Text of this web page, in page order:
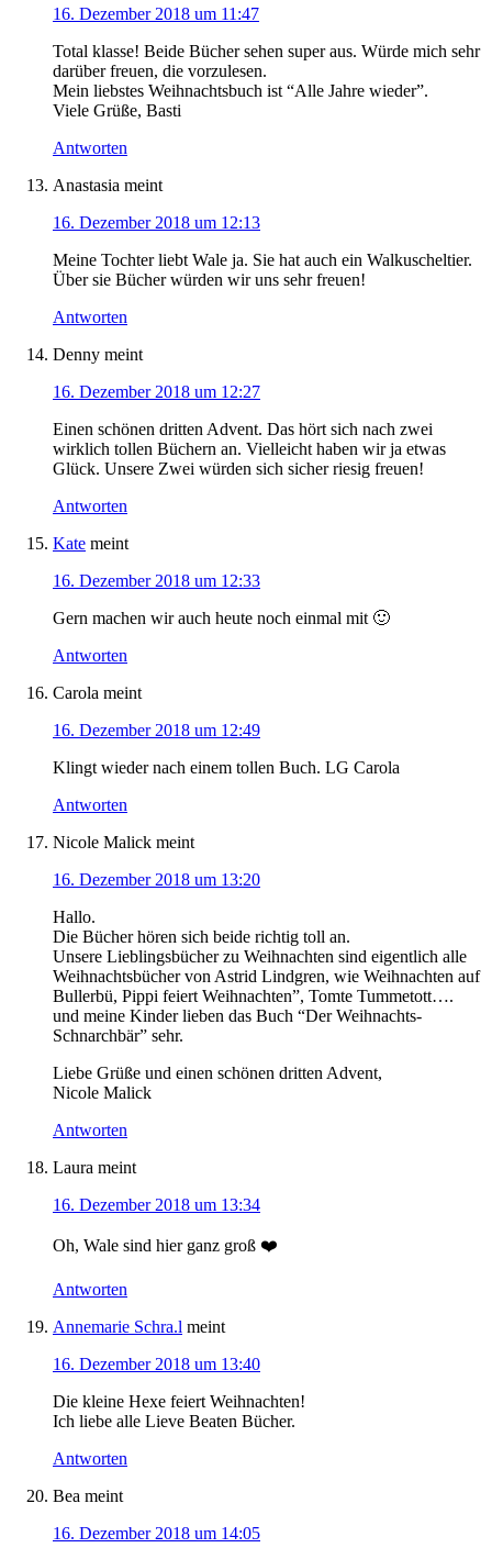
16. Dezember 2018 um 11:47
Total klasse! Beide Bücher sehen super aus. Würde mich sehr
darüber freuen, die vorzulesen.
Mein liebstes Weihnachtsbuch ist “Alle Jahre wieder”.
Viele Grüße, Basti
Antworten
Anastasia meint
16. Dezember 2018 um 12:13
Meine Tochter liebt Wale ja. Sie hat auch ein Walkuscheltier.
Über sie Bücher würden wir uns sehr freuen!
Antworten
Denny meint
16. Dezember 2018 um 12:27
Einen schönen dritten Advent. Das hört sich nach zwei
wirklich tollen Büchern an. Vielleicht haben wir ja etwas
Glück. Unsere Zwei würden sich sicher riesig freuen!
Antworten
Kate meint
16. Dezember 2018 um 12:33
Gern machen wir auch heute noch einmal mit 🙂
Antworten
Carola meint
16. Dezember 2018 um 12:49
Klingt wieder nach einem tollen Buch. LG Carola
Antworten
Nicole Malick meint
16. Dezember 2018 um 13:20
Hallo.
Die Bücher hören sich beide richtig toll an.
Unsere Lieblingsbücher zu Weihnachten sind eigentlich alle
Weihnachtsbücher von Astrid Lindgren, wie Weihnachten auf
Bullerbü, Pippi feiert Weihnachten”, Tomte Tummetott….
und meine Kinder lieben das Buch “Der Weihnachts-
Schnarchbär” sehr.
Liebe Grüße und einen schönen dritten Advent,
Nicole Malick
Antworten
Laura meint
16. Dezember 2018 um 13:34
Oh, Wale sind hier ganz groß ❤️
Antworten
Annemarie Schra.l meint
16. Dezember 2018 um 13:40
Die kleine Hexe feiert Weihnachten!
Ich liebe alle Lieve Beaten Bücher.
Antworten
Bea meint
16. Dezember 2018 um 14:05